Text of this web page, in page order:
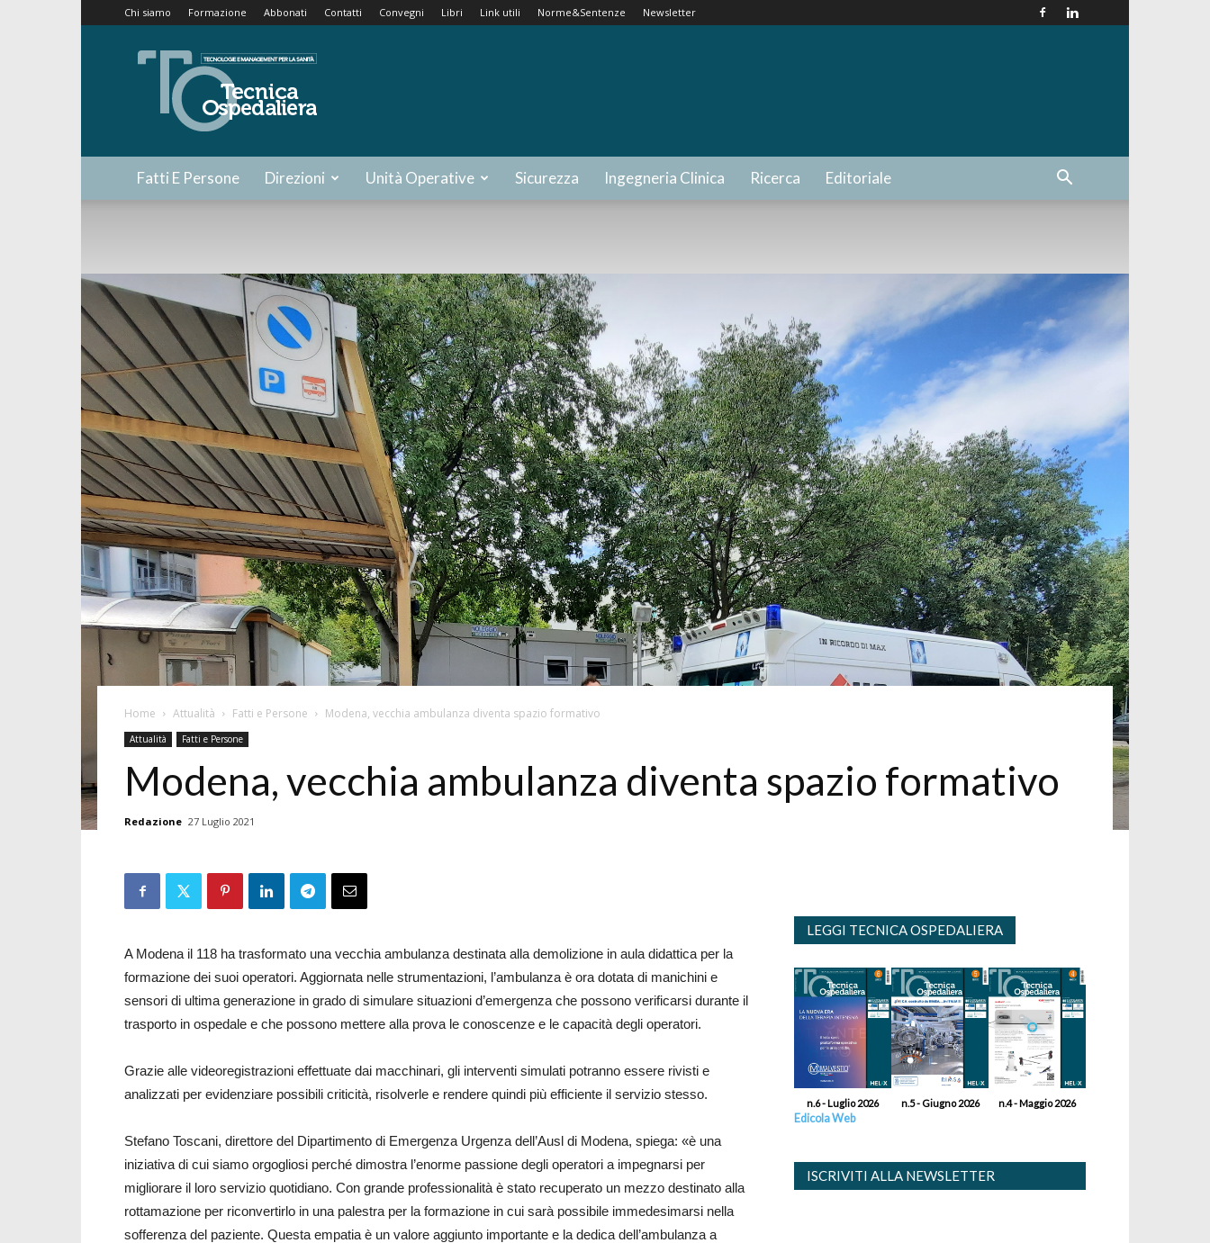
Chi siamo Formazione Abbonati Contatti Convegni Libri Link utili Norme&Sentenze Newsletter
Tecnica
Ospedaliera
Fatti E Persone Direzioni Unità Operative Sicurezza Ingegneria Clinica Ricerca Editoriale
Home Attualità Fatti e Persone Modena, vecchia ambulanza diventa spazio formativo
Attualità Fatti e Persone
Modena, vecchia ambulanza diventa spazio formativo
Redazione 27 Luglio 2021
A Modena il 118 ha trasformato una vecchia ambulanza destinata alla demolizione in aula didattica per la
formazione dei suoi operatori. Aggiornata nelle strumentazioni, l’ambulanza è ora dotata di manichini e
sensori di ultima generazione in grado di simulare situazioni d’emergenza che possono verificarsi durante il
trasporto in ospedale e che possono mettere alla prova le conoscenze e le capacità degli operatori.
Grazie alle videoregistrazioni effettuate dai macchinari, gli interventi simulati potranno essere rivisti e
analizzati per evidenziare possibili criticità, risolverle e rendere quindi più efficiente il servizio stesso.
Stefano Toscani, direttore del Dipartimento di Emergenza Urgenza dell’Ausl di Modena, spiega: «è una
iniziativa di cui siamo orgogliosi perché dimostra l’enorme passione degli operatori a impegnarsi per
migliorare il loro servizio quotidiano. Con grande professionalità è stato recuperato un mezzo destinato alla
rottamazione per riconvertirlo in una palestra per la formazione in cui sarà possibile immedesimarsi nella
sofferenza del paziente. Questa empatia è un valore aggiunto importante e la dedica dell’ambulanza a
LEGGI TECNICA OSPEDALIERA
n.6 - Luglio 2026 n.5 - Giugno 2026 n.4 - Maggio 2026
Edicola Web
ISCRIVITI ALLA NEWSLETTER